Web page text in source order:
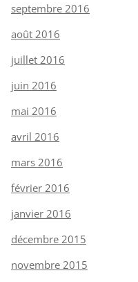
septembre 2016
août 2016
juillet 2016
juin 2016
mai 2016
avril 2016
mars 2016
février 2016
janvier 2016
décembre 2015
novembre 2015